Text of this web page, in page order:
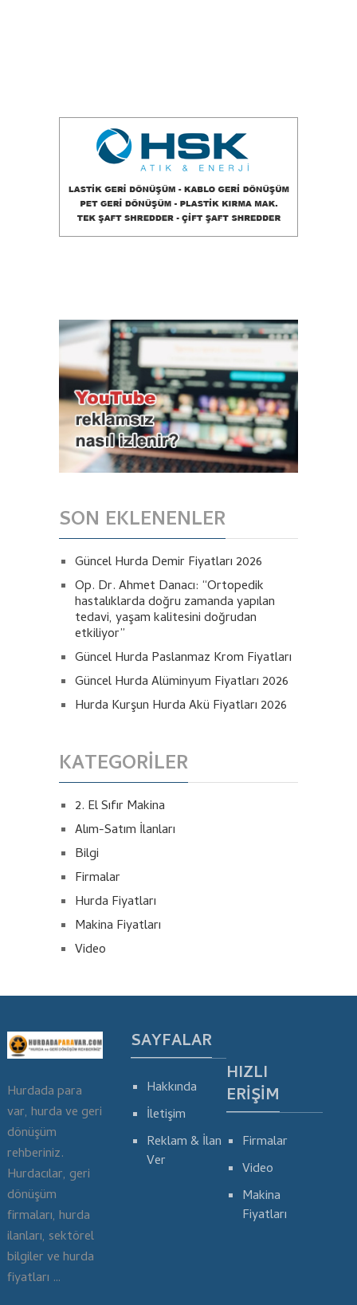
SON EKLENENLER
Güncel Hurda Demir Fiyatları 2026
Op. Dr. Ahmet Danacı: “Ortopedik
hastalıklarda doğru zamanda yapılan
tedavi, yaşam kalitesini doğrudan
etkiliyor”
Güncel Hurda Paslanmaz Krom Fiyatları
Güncel Hurda Alüminyum Fiyatları 2026
Hurda Kurşun Hurda Akü Fiyatları 2026
KATEGORILER
2. El Sıfır Makina
Alım-Satım İlanları
Bilgi
Firmalar
Hurda Fiyatları
Makina Fiyatları
Video
Hurdada para
var, hurda ve geri
dönüşüm
rehberiniz.
Hurdacılar, geri
dönüşüm
firmaları, hurda
ilanları, sektörel
bilgiler ve hurda
fiyatları …
SAYFALAR
Hakkında
İletişim
Reklam & İlan
Ver
HIZLI
ERIŞIM
Firmalar
Video
Makina
Fiyatları